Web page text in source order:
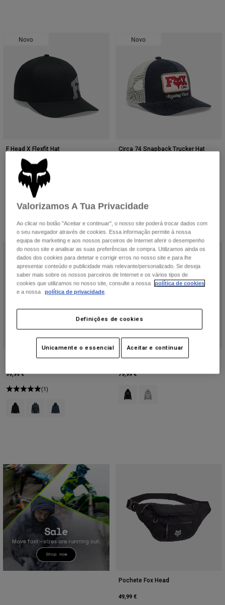
Novo
F Head X Flexfit Hat
34,99 €
Product swatch type of Preto.
Product swatch type of Azul.
Product swatch type of Maroon Negro.
Novo
Circa 74 Snapback Trucker Hat
Corta-Vento Fox Head Camo
99,99 €
(1)
Product swatch type of Preto.
Product swatch type of Camuflagem negra.
Product swatch type of Azul meia-noite.
Novo
Valiant Fleece Pullover Hoodie
79,99 €
Product swatch type of Preto.
Product swatch type of
Pochete Fox Head
49,99 €
Valorizamos A Tua Privacidade
Ao clicar no botão "Aceitar e continuar", o nosso site poderá trocar dados com
o seu navegador através de cookies. Essa informação permite à nossa
equipa de marketing e aos nossos parceiros de Internet aferir o desempenho
do nosso site e analisar as suas preferências de compra. Utilizamos ainda os
dados dos cookies para detetar e corrigir erros no nosso site e para lhe
apresentar conteúdo e publicidade mais relevante/personalizado. Se deseja
saber mais sobre os nossos parceiros de Internet e os vários tipos de
cookies que utilizamos no nosso site, consulte a nossa
política de cookies
e a nossa
política de privacidade.
Definições de cookies
Unicamente o essencial Aceitar e continuar